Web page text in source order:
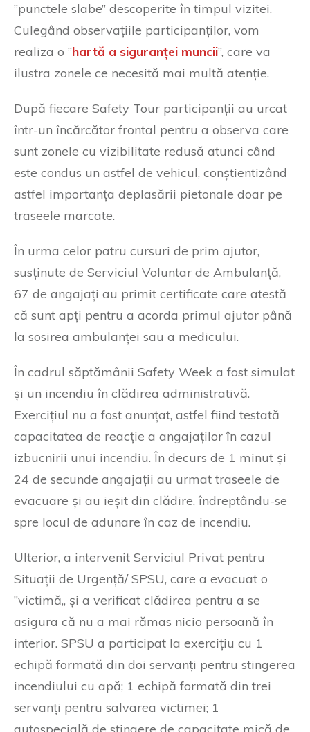
”punctele slabe” descoperite în timpul vizitei.
Culegând observațiile participanților, vom
realiza o ”hartă a siguranței muncii”, care va
ilustra zonele ce necesită mai multă atenție.
După fiecare Safety Tour participanții au urcat
într-un încărcător frontal pentru a observa care
sunt zonele cu vizibilitate redusă atunci când
este condus un astfel de vehicul, conștientizând
astfel importanța deplasării pietonale doar pe
traseele marcate.
În urma celor patru cursuri de prim ajutor,
susținute de Serviciul Voluntar de Ambulanță,
67 de angajați au primit certificate care atestă
că sunt apți pentru a acorda primul ajutor până
la sosirea ambulanței sau a medicului.
În cadrul săptămânii Safety Week a fost simulat
și un incendiu în clădirea administrativă.
Exercițiul nu a fost anunțat, astfel fiind testată
capacitatea de reacție a angajaților în cazul
izbucnirii unui incendiu. În decurs de 1 minut și
24 de secunde angajații au urmat traseele de
evacuare și au ieșit din clădire, îndreptându-se
spre locul de adunare în caz de incendiu.
Ulterior, a intervenit Serviciul Privat pentru
Situații de Urgență/ SPSU, care a evacuat o
”victimă„ și a verificat clădirea pentru a se
asigura că nu a mai rămas nicio persoană în
interior. SPSU a participat la exercițiu cu 1
echipă formată din doi servanți pentru stingerea
incendiului cu apă; 1 echipă formată din trei
servanți pentru salvarea victimei; 1